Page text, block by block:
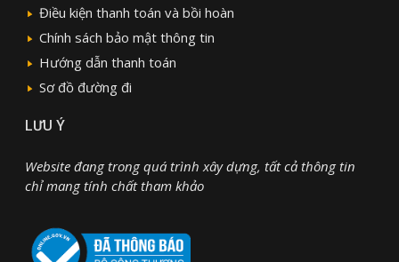
Điều kiện thanh toán và bồi hoàn
Chính sách bảo mật thông tin
Hướng dẫn thanh toán
Sơ đồ đường đi
LƯU Ý
Website đang trong quá trình xây dựng, tất cả thông tin
chỉ mang tính chất tham khảo